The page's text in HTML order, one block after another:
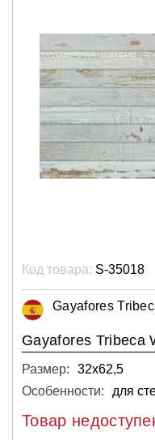
Код товара: S-35018
Gayafores
Gayafores Tribeca
Размер:
32х62,5
Особенности:
для
Товар